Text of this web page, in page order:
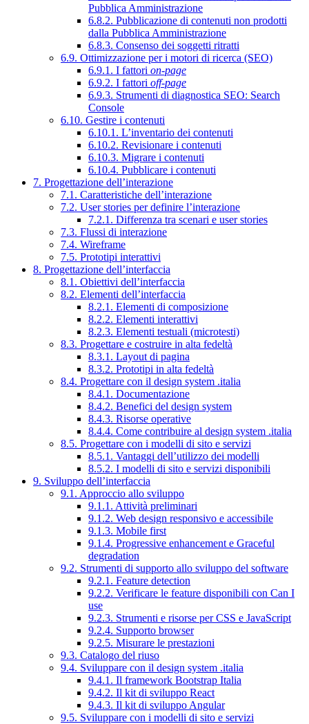
Pubblica Amministrazione
6.8.2. Pubblicazione di contenuti non prodotti
dalla Pubblica Amministrazione
6.8.3. Consenso dei soggetti ritratti
6.9. Ottimizzazione per i motori di ricerca (SEO)
6.9.1. I fattori on-page
6.9.2. I fattori off-page
6.9.3. Strumenti di diagnostica SEO: Search
Console
6.10. Gestire i contenuti
6.10.1. L’inventario dei contenuti
6.10.2. Revisionare i contenuti
6.10.3. Migrare i contenuti
6.10.4. Pubblicare i contenuti
7. Progettazione dell’interazione
7.1. Caratteristiche dell’interazione
7.2. User stories per definire l’interazione
7.2.1. Differenza tra scenari e user stories
7.3. Flussi di interazione
7.4. Wireframe
7.5. Prototipi interattivi
8. Progettazione dell’interfaccia
8.1. Obiettivi dell’interfaccia
8.2. Elementi dell’interfaccia
8.2.1. Elementi di composizione
8.2.2. Elementi interattivi
8.2.3. Elementi testuali (microtesti)
8.3. Progettare e costruire in alta fedeltà
8.3.1. Layout di pagina
8.3.2. Prototipi in alta fedeltà
8.4. Progettare con il design system .italia
8.4.1. Documentazione
8.4.2. Benefici del design system
8.4.3. Risorse operative
8.4.4. Come contribuire al design system .italia
8.5. Progettare con i modelli di sito e servizi
8.5.1. Vantaggi dell’utilizzo dei modelli
8.5.2. I modelli di sito e servizi disponibili
9. Sviluppo dell’interfaccia
9.1. Approccio allo sviluppo
9.1.1. Attività preliminari
9.1.2. Web design responsivo e accessibile
9.1.3. Mobile first
9.1.4. Progressive enhancement e Graceful
degradation
9.2. Strumenti di supporto allo sviluppo del software
9.2.1. Feature detection
9.2.2. Verificare le feature disponibili con Can I
use
9.2.3. Strumenti e risorse per CSS e JavaScript
9.2.4. Supporto browser
9.2.5. Misurare le prestazioni
9.3. Catalogo del riuso
9.4. Sviluppare con il design system .italia
9.4.1. Il framework Bootstrap Italia
9.4.2. Il kit di sviluppo React
9.4.3. Il kit di sviluppo Angular
9.5. Sviluppare con i modelli di sito e servizi